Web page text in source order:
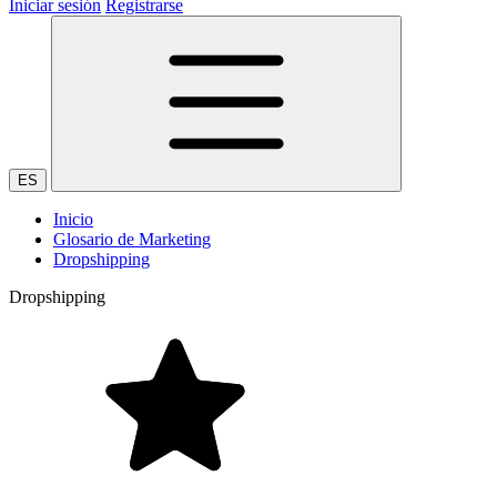
Iniciar sesión Registrarse
ES
Inicio
Glosario de Marketing
Dropshipping
Dropshipping